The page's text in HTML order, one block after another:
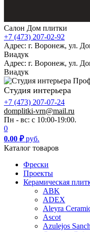
Салон Дом плитки
+7 (473) 207-02-92
Адрес: г. Воронеж, ул.
Виадук
Адрес: г. Воронеж, ул.
Виадук
Студия интерьера
+7 (473) 207-07-24
domplitki-vrn@mail.ru
Пн - вс: с 10:00-19:00.
0
0.00 ₽руб.
Каталог товаров
Фрески
Проекты
Керамическая
ABK
ADEX
Aleyra
Ascot
Azulejos